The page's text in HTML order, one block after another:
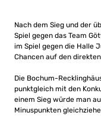
Nach dem Sieg und der
Spiel gegen das Team
im Spiel gegen die Halle
Chancen auf den
Die Bochum-
punktgleich mit den
einem Sieg würde man
Minuspunkten